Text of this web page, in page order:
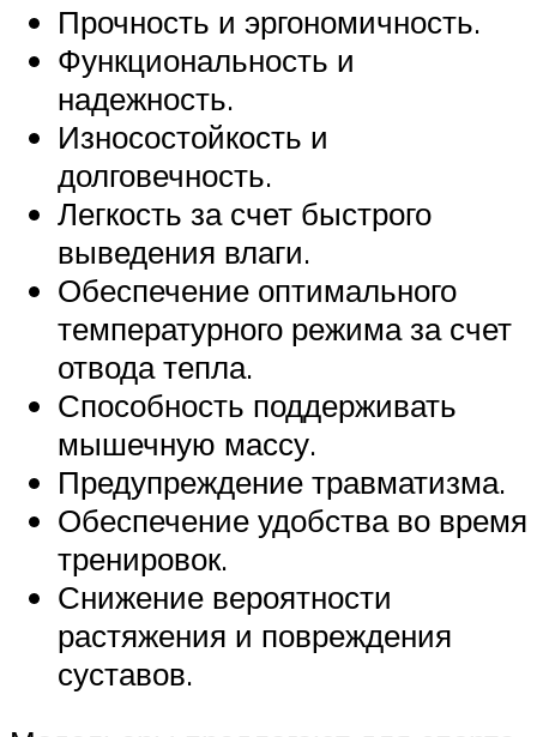
Прочность и эргономичность.
Функциональность и
надежность.
Износостойкость и
долговечность.
Легкость за счет быстрого
выведения влаги.
Обеспечение оптимального
температурного режима за счет
отвода тепла.
Способность поддерживать
мышечную массу.
Предупреждение травматизма.
Обеспечение удобства во время
тренировок.
Снижение вероятности
растяжения и повреждения
суставов.